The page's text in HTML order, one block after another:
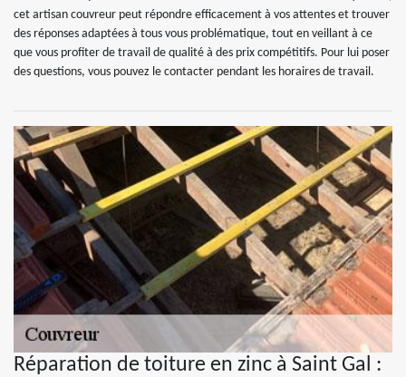
cet artisan couvreur peut répondre efficacement à vos attentes et trouver
des réponses adaptées à tous vous problématique, tout en veillant à ce
que vous profiter de travail de qualité à des prix compétitifs. Pour lui poser
des questions, vous pouvez le contacter pendant les horaires de travail.
Réparation de toiture en zinc à Saint Gal :